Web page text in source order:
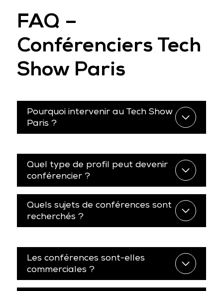
FAQ –
Conférenciers Tech
Show Paris
Pourquoi intervenir au Tech Show
Paris ?
Quel type de profil peut devenir
conférencier ?
Quels sujets de conférences sont
recherchés ?
Les conférences sont-elles
commerciales ?